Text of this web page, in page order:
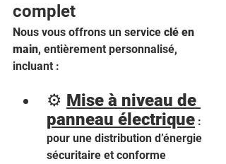
complet
Nous vous offrons un service clé en
main, entièrement personnalisé,
incluant :
⚙️ Mise à niveau de
panneau électrique :
pour une distribution d’énergie
sécuritaire et conforme